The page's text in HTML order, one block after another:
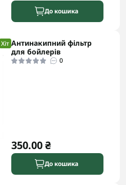
До кошика
Хіт Антинакипний фільтр
для бойлерів
0
350.00 ₴
До кошика